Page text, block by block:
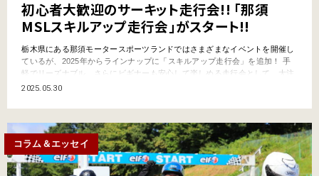
初心者大歓迎のサーキット走行会!! 「那須
MSLスキルアップ走行会」がスタート!!
栃木県にある那須モータースポーツランドではさまざまなイベントを開催し
ているが、2025年からラインナップに「スキルアップ走行会」を追加！ 手
軽でリーズナブル、さらにビギナーも安心して楽しめる走行会として、大注
目のイベントになりそうだ。 プレ開催でひと足お先に体験してきました！
試乗会」に「Fan Fun Meeting」など、…
2025.05.30
コラム＆エッセイ